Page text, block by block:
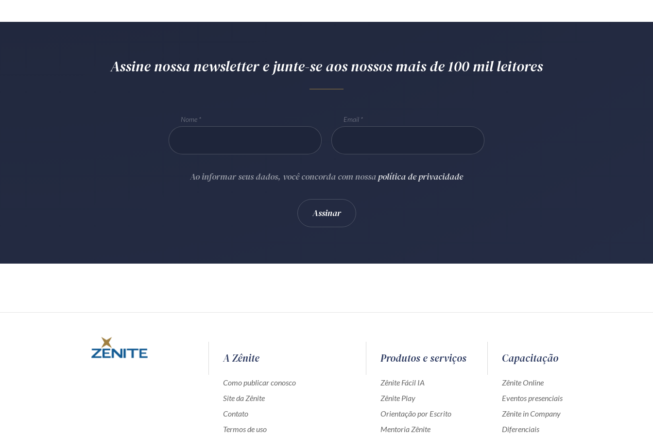
Assine nossa newsletter e junte-se aos nossos mais de 100 mil leitores
Nome Email
Ao informar seus dados, você concorda com nossapolítica de privacidade
A Zênite
Como publicar conosco
Site da Zênite
Contato
Termos de uso
Produtos e serviços
Zênite Fácil IA
Zênite Play
Orientação por Escrito
Mentoria Zênite
Capacitação
Zênite Online
Eventos presenciais
Zênite in Company
Diferenciais